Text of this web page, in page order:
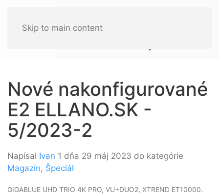
Skip to main content
Nové nakonfigurované
E2 ELLANO.SK -
5/2023-2
Napísal Ivan 1 dňa 29 máj 2023 do kategórie
Magazín, Špeciál
GIGABLUE UHD TRIO 4K PRO, VU+DUO2, XTREND ET10000.